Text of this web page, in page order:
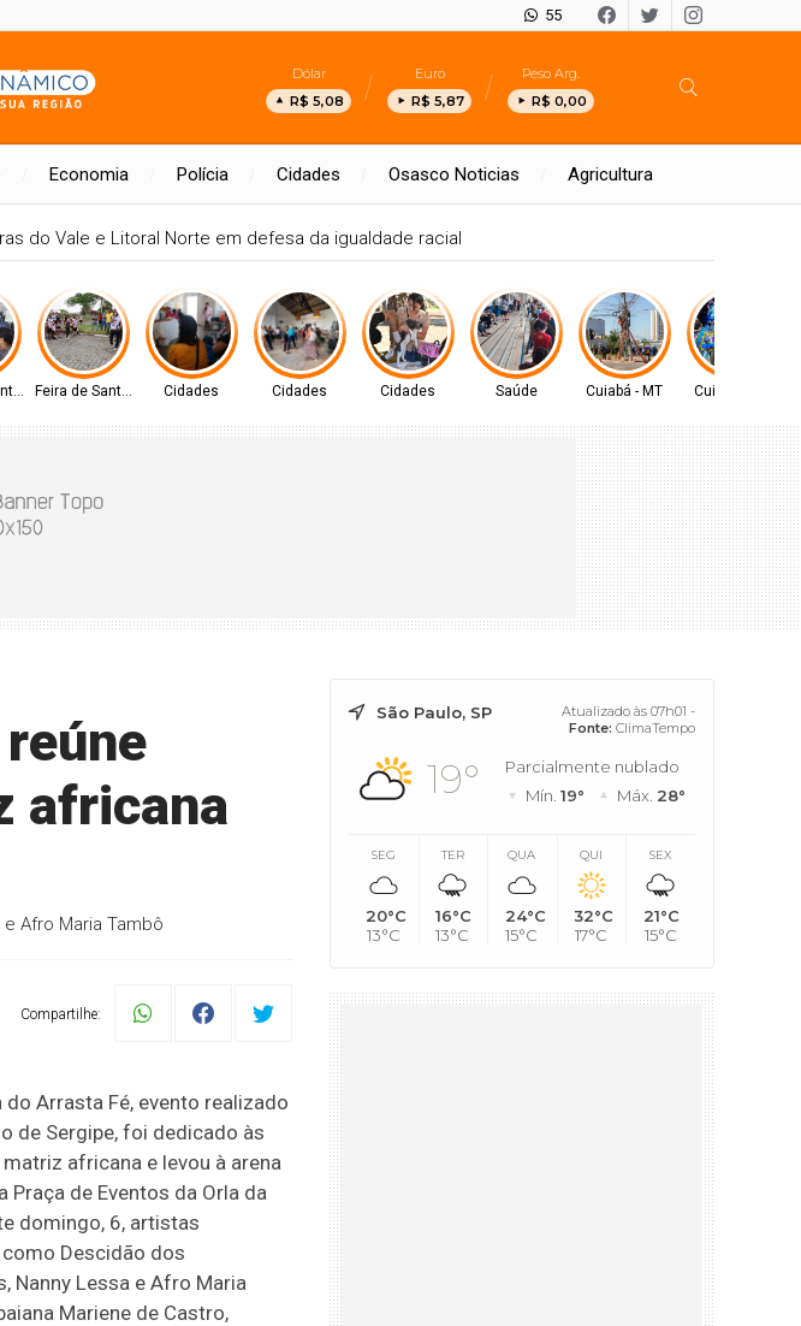
55
Dólar
R$ 5,08
Euro
R$ 5,87
Peso Arg.
R$ 0,00
Economia Polícia Cidades Osasco Noticias Agricultura
negras do Vale e Litoral Norte em defesa da igualdade racial
BA
Feira de Santana-BACidades Cidades Cidades Saúde Cuiabá - MT Cuiabá - MT
africana
Afro Maria Tambô
Compartilhe:
do Arrasta Fé, evento realizado
de Sergipe, foi dedicado às
africana e levou à arena
Praça de Eventos da Orla da
domingo, 6, artistas
Descidão dos
Nanny Lessa e Afro Maria
Mariene de Castro,
São Paulo, SP
Atualizado às 07h01 -
Fonte: ClimaTempo
19°
Parcialmente nublado
Mín. 19° Máx. 28°
SEG
20°C
13°C
TER
16°C
13°C
QUA
24°C
15°C
QUI
32°C
17°C
SEX
21°C
15°C